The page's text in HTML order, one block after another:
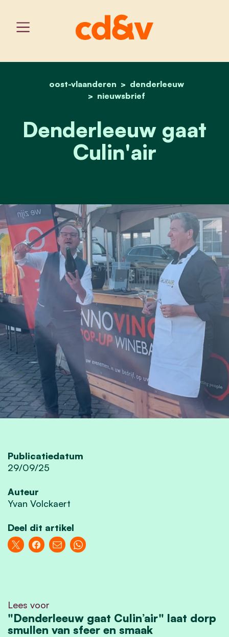
home
oost-vlaanderen
denderleeuw
nieuwsbrief
denderleeuw gaat
Denderleeuw gaat
Culin'air
Publicatiedatum
29/09/25
Auteur
Yvan Volckaert
Deel dit artikel
Lees voor
"Denderleeuw gaat Culin’air" laat dorp
smullen van sfeer en smaak